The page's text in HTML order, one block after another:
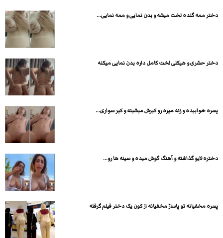
دختر ممه گنده لخت میشه و بدن نمایی و ممه نمایی...
دختر حشری و هیکلی لخت کامل داره بدن نمایی میکنه
پسره خوابیده و زنه میره رو کیرش میشینه و کیر سواری...
دختره لایو گذاشته و آهنگ گوش میده و سینه ها رو...
پسره مخفیانه تو پاساژ مخفیانه از کون یک دختر فیلم گرفته